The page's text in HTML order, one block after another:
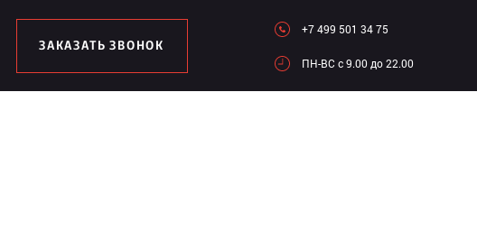
ЗАКАЗАТЬ ЗВОНОК
+7 499 501 34 75
ПН-ВC c 9.00 до 22.00